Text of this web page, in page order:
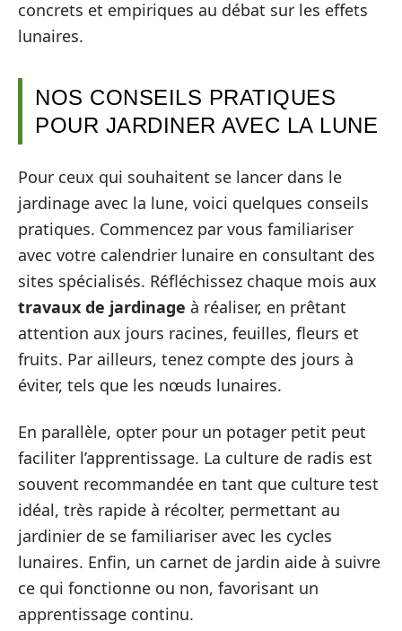
concrets et empiriques au débat sur les effets
lunaires.
NOS CONSEILS PRATIQUES
POUR JARDINER AVEC LA LUNE
Pour ceux qui souhaitent se lancer dans le
jardinage avec la lune, voici quelques conseils
pratiques. Commencez par vous familiariser
avec votre calendrier lunaire en consultant des
sites spécialisés. Réfléchissez chaque mois aux
travaux de jardinage à réaliser, en prêtant
attention aux jours racines, feuilles, fleurs et
fruits. Par ailleurs, tenez compte des jours à
éviter, tels que les nœuds lunaires.
En parallèle, opter pour un potager petit peut
faciliter l’apprentissage. La culture de radis est
souvent recommandée en tant que culture test
idéal, très rapide à récolter, permettant au
jardinier de se familiariser avec les cycles
lunaires. Enfin, un carnet de jardin aide à suivre
ce qui fonctionne ou non, favorisant un
apprentissage continu.